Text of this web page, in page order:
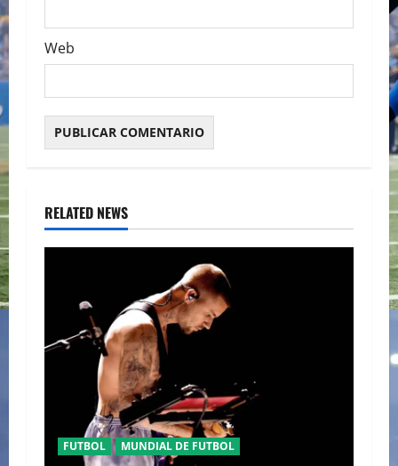
Web
RELATED NEWS
FUTBOL MUNDIAL DE FUTBOL